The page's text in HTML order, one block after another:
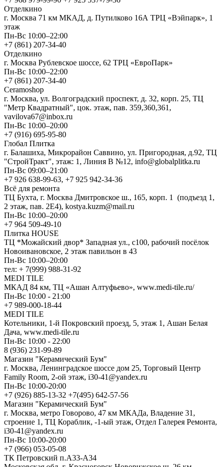
Отделкино
г. Москва 71 км МКАД, д. Путилково 16А ТРЦ «Вэйпарк», 1
этаж
Пн-Вс 10:00–22:00
+7 (861) 207-34-40
Отделкино
г. Москва Рублевское шоссе, 62 ТРЦ «ЕвроПарк»
Пн-Вс 10:00–22:00
+7 (861) 207-34-40
Ceramoshop
г. Москва, ул. Волгоградский проспект, д. 32, корп. 25, ТЦ
"Метр Квадратный", цок. этаж, пав. 359,360,361,
vavilova67@inbox.ru
Пн-Вс 10:00–20:00
+7 (916) 695-95-80
Глобал Плитка
г. Балашиха, Микрорайон Саввино, ул. Пригородная, д.92, ТЦ
"СтройТракт", этаж: 1, Линия В №12, info@globalplitka.ru
Пн-Вс 09:00–21:00
+7 926 638-99-63, +7 925 942-34-36
Всё для ремонта
ТЦ Бухта, г. Москва Дмитровское ш., 165, корп. 1 (подъезд 1,
2 этаж, пав. 2Е4), kostya.kuzm@mail.ru
Пн-Вс 10:00–20:00
+7 964 509-49-10
Плитка HOUSE
ТЦ *Можайский двор* Западная ул., с100, рабочий посёлок
Новоивановское, 2 этаж павильон в 43
Пн-Вс 10:00–20:00
тел: + 7(999) 988-31-92
MEDI TILE
МКАД 84 км, ТЦ «Ашан Алтуфьево», www.medi-tile.ru/
Пн-Вс 10:00 - 21:00
+7 989-000-18-44
MEDI TILE
Котельники, 1-й Покровский проезд, 5, этаж 1, Ашан Белая
Дача, www.medi-tile.ru
Пн-Вс 10:00 - 22:00
8 (936) 231-99-89
Магазин "Керамический Бум"
г. Москва, Ленинградское шоссе дом 25, Торговый Центр
Family Room, 2-ой этаж, i30-41@yandex.ru
Пн-Вс 10:00-20:00
+7 (926) 885-13-32 +7(495) 642-57-56
Магазин "Керамический Бум"
г. Москва, метро Говорово, 47 км МКАДа, Владение 31,
строение 1, ТЦ Кораблик, -1-ый этаж, Отдел Галерея Ремонта,
i30-41@yandex.ru
Пн-Вс 10:00-20:00
+7 (966) 053-05-08
ТК Петровский п.А33-А34